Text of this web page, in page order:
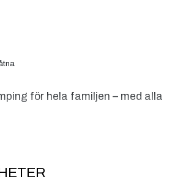
för hela familjen – med alla
& VA för husbil – smidigt, modernt och